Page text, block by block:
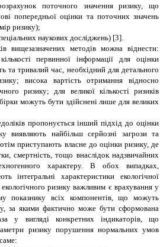
поточного значення ризику, що
попередньої оцінки та поточних значень
ризику);
наукових досліджень) [3].
вищезазначених методів можна віднести:
первинної інформації для оцінки
та тривалий час, необхідний для детального
висока вартість отримання відносно
ризику; для великої кількості ризиків
можуть бути здійснені лише для великих
пропонується інший підхід до оцінки
виявляють найбільш серйозні загрози та
приступають власне до оцінки ризику, де
смертність, тощо внаслідок надзвичайних
характеру. В обох випадках,
інтегральні характеристики екологічної
ризику важливим є врахування у
показнику всіх компонентів, що можуть
за якими фактично може бути сформована
у вигляді конкретних індикаторів, що
ризику порушення нормальних умов